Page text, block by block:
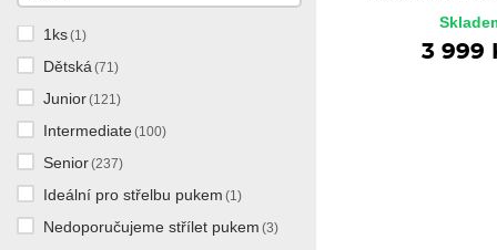
Wicked
USD (1)
Zoom
Potent Hockey
Reebok(1)
RocketGrip (1)
Columbus Blue Jackets
Dallas Stars
Detroit Red Wings
Edmonton Oilers(8)
Florida Panthers (7)
1ks(1)
Dětská (71)
Junior(121)
Intermediate(100)
Senior(237)
Ideální pro střelbu pukem (1)
Nedoporučujeme střílet pukem (3)
3 999